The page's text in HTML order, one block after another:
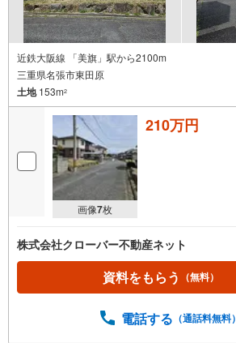
近鉄大阪線 「美旗」駅から2100m
三重県名張市東田原
土地153m2
画像7枚
210万円
株式会社クローバー不動産ネット
資料をもらう （無料）
電話する （通話料無料）